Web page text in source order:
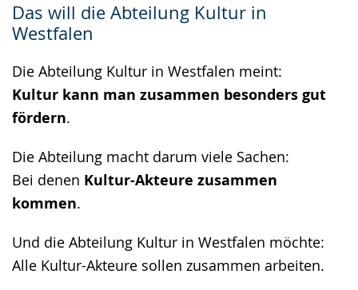
Das will die Abteilung Kultur in
Westfalen
Die Abteilung Kultur in Westfalen meint:
Kultur kann man zusammen besonders gut
fördern.
Die Abteilung macht darum viele Sachen:
Bei denen Kultur-Akteure zusammen
kommen.
Und die Abteilung Kultur in Westfalen möchte:
Alle Kultur-Akteure sollen zusammen arbeiten.